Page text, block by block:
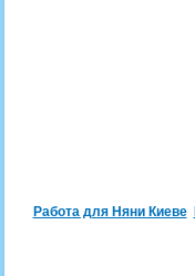
Работа для Няни Киеве